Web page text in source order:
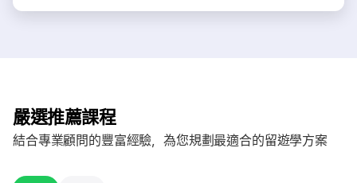
嚴選推薦課程
結合專業顧問的豐富經驗，為您規劃最適合的留遊學方案